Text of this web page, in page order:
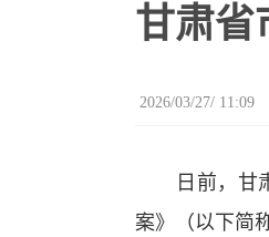
甘肃省
2026/03/27/ 11:09
日前，甘肃
案》（以下简